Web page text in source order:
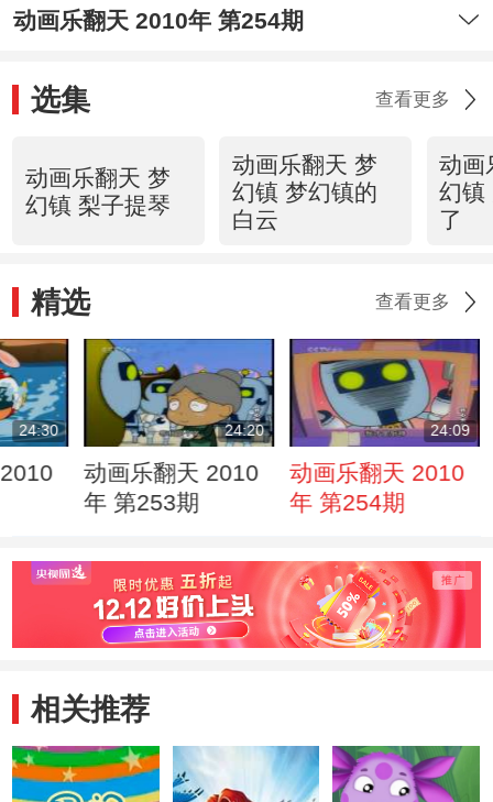
动画乐翻天 2010年 第254期
选集 查看更多
动画乐翻天 梦
幻镇 梨子提琴
动画乐翻天 梦
幻镇 梦幻镇的
白云
动画
幻镇
了
精选 查看更多
24:30 24:20
动画乐翻天 2010
年 第253期
24:09
动画乐翻天 2010
年 第254期
相关推荐